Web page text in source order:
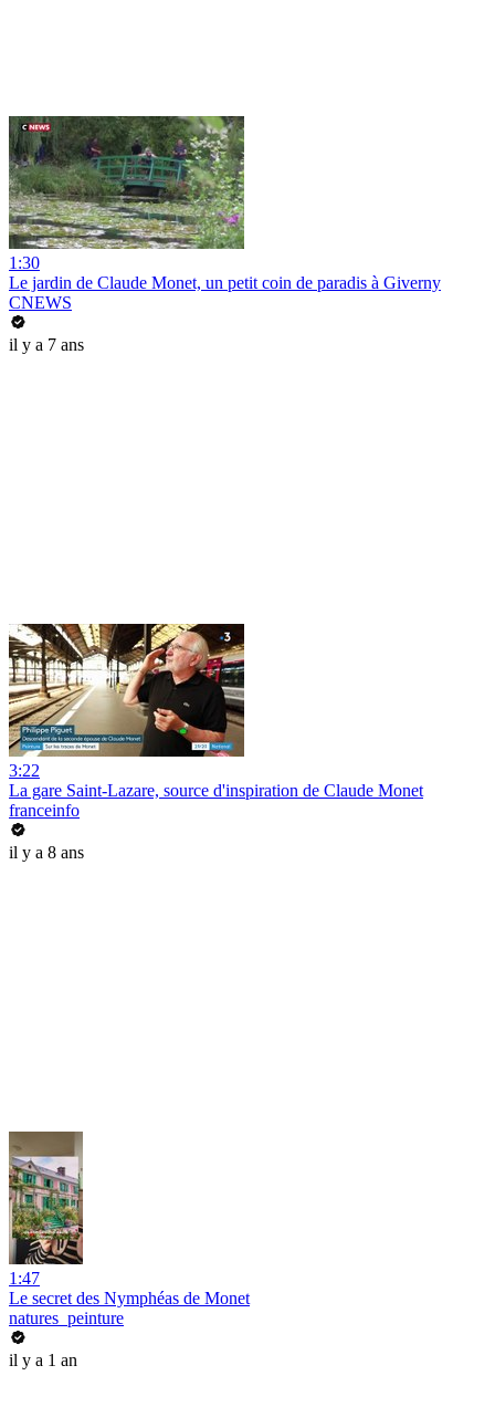
1:30
Le jardin de Claude Monet, un petit coin de paradis à Giverny
CNEWS
il y a 7 ans
3:22
La gare Saint-Lazare, source d'inspiration de Claude Monet
franceinfo
il y a 8 ans
1:47
Le secret des Nymphéas de Monet
natures_peinture
il y a 1 an